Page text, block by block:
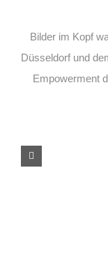
Bilder im Kopf
Düsseldorf und
Empowerment